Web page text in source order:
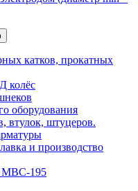
катков, прокатных
колёс
оборудования
втулок, штуцеров.
и производство
МВС-195